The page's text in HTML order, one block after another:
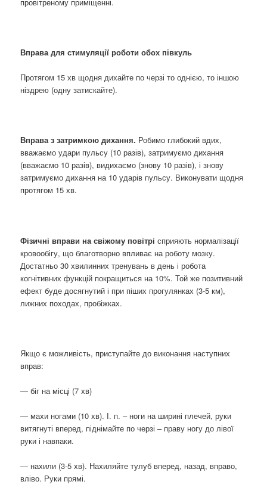
Вправа для стимуляції роботи обох півкуль
Протягом 15 хв щодня дихайте по черзі то однією, то іншою
ніздрею (одну затискайте).
Вправа з затримкою дихання. Робимо глибокий вдих,
вважаємо удари пульсу (10 разів), затримуємо дихання
(вважаємо 10 разів), видихаємо (знову 10 разів), і знову
затримуємо дихання на 10 ударів пульсу. Виконувати щодня
протягом 15 хв.
Фізичні вправи на свіжому повітрі сприяють нормалізації
кровообігу, що благотворно впливає на роботу мозку.
Достатньо 30 хвилинних тренувань в день і робота
когнітивних функцій покращиться на 10%. Той же позитивний
ефект буде досягнутий і при піших прогулянках (3-5 км),
лижних походах, пробіжках.
Якщо є можливість, приступайте до виконання наступних
вправ:
— біг на місці (7 хв)
— махи ногами (10 хв). І. п. – ноги на ширині плечей, руки
витягнуті вперед, піднімайте по черзі – праву ногу до лівої
руки і навпаки.
— нахили (3-5 хв). Нахиляйте тулуб вперед, назад, вправо,
вліво. Руки прямі.